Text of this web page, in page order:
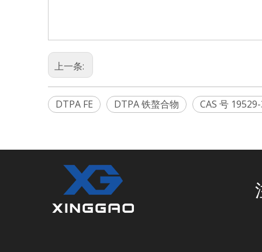
上一条:
DTPA FE DTPA 铁螯合物 CAS 号